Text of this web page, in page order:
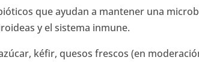
que ayudan a mantener una
y el sistema inmune.
kéfir, quesos frescos (en